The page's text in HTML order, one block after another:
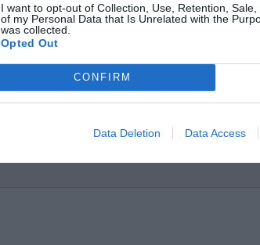
I want to opt-out of Collection, Use, Retention,
of my Personal Data that Is Unrelated with the
was collected.
Opted Out
CONFIRM
Data Deletion Data Access